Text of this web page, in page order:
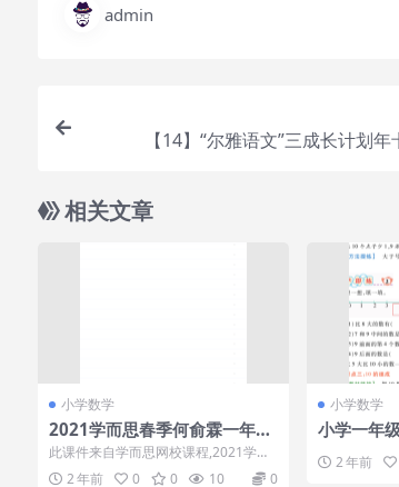
admin
【14】“尔雅语文”三成长计划年
相关文章
小学数学
2021学而思春季何俞霖一年级
数学视频课程
此课件来自学而思网校课程,2021学而
思春季何俞霖一年级数学视频课程,包
2 年前 0 0 10 0
小学数学
小学一年
2 年前